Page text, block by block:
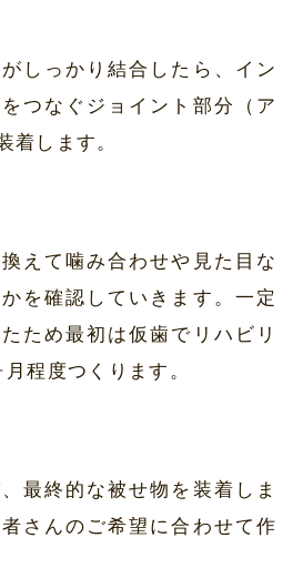
しっかり結合したら、イン
つなぐジョイント部分（ア
着します。
えて噛み合わせや見た目な
を確認していきます。一定
ため最初は仮歯でリハビリ
程度つくります。
最終的な被せ物を装着しま
さんのご希望に合わせて作